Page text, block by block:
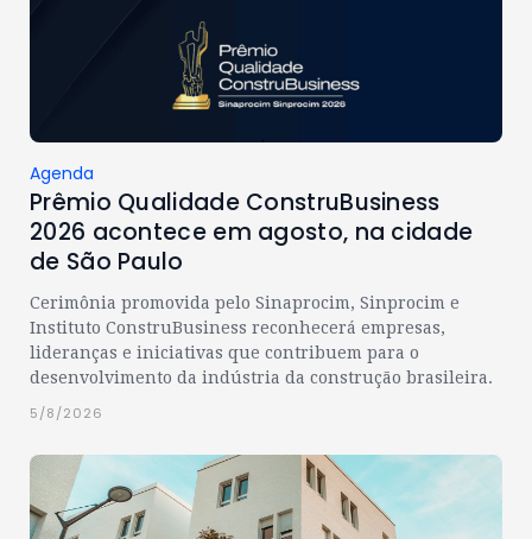
Agenda
Prêmio Qualidade ConstruBusiness
2026 acontece em agosto, na cidade
de São Paulo
Cerimônia promovida pelo Sinaprocim, Sinprocim e
Instituto ConstruBusiness reconhecerá empresas,
lideranças e iniciativas que contribuem para o
desenvolvimento da indústria da construção brasileira.
5/8/2026